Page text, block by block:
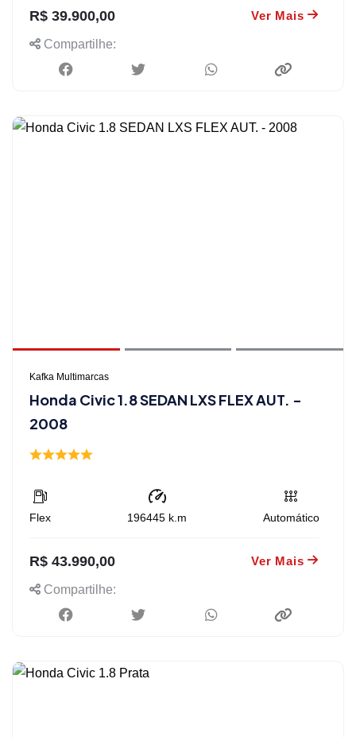
R$ 39.900,00 Ver Mais
Compartilhe:
Kafka Multimarcas
Honda Civic 1.8 SEDAN LXS FLEX AUT. -
2008
Flex 196445 k.m Automático
R$ 43.990,00 Ver Mais
Compartilhe: